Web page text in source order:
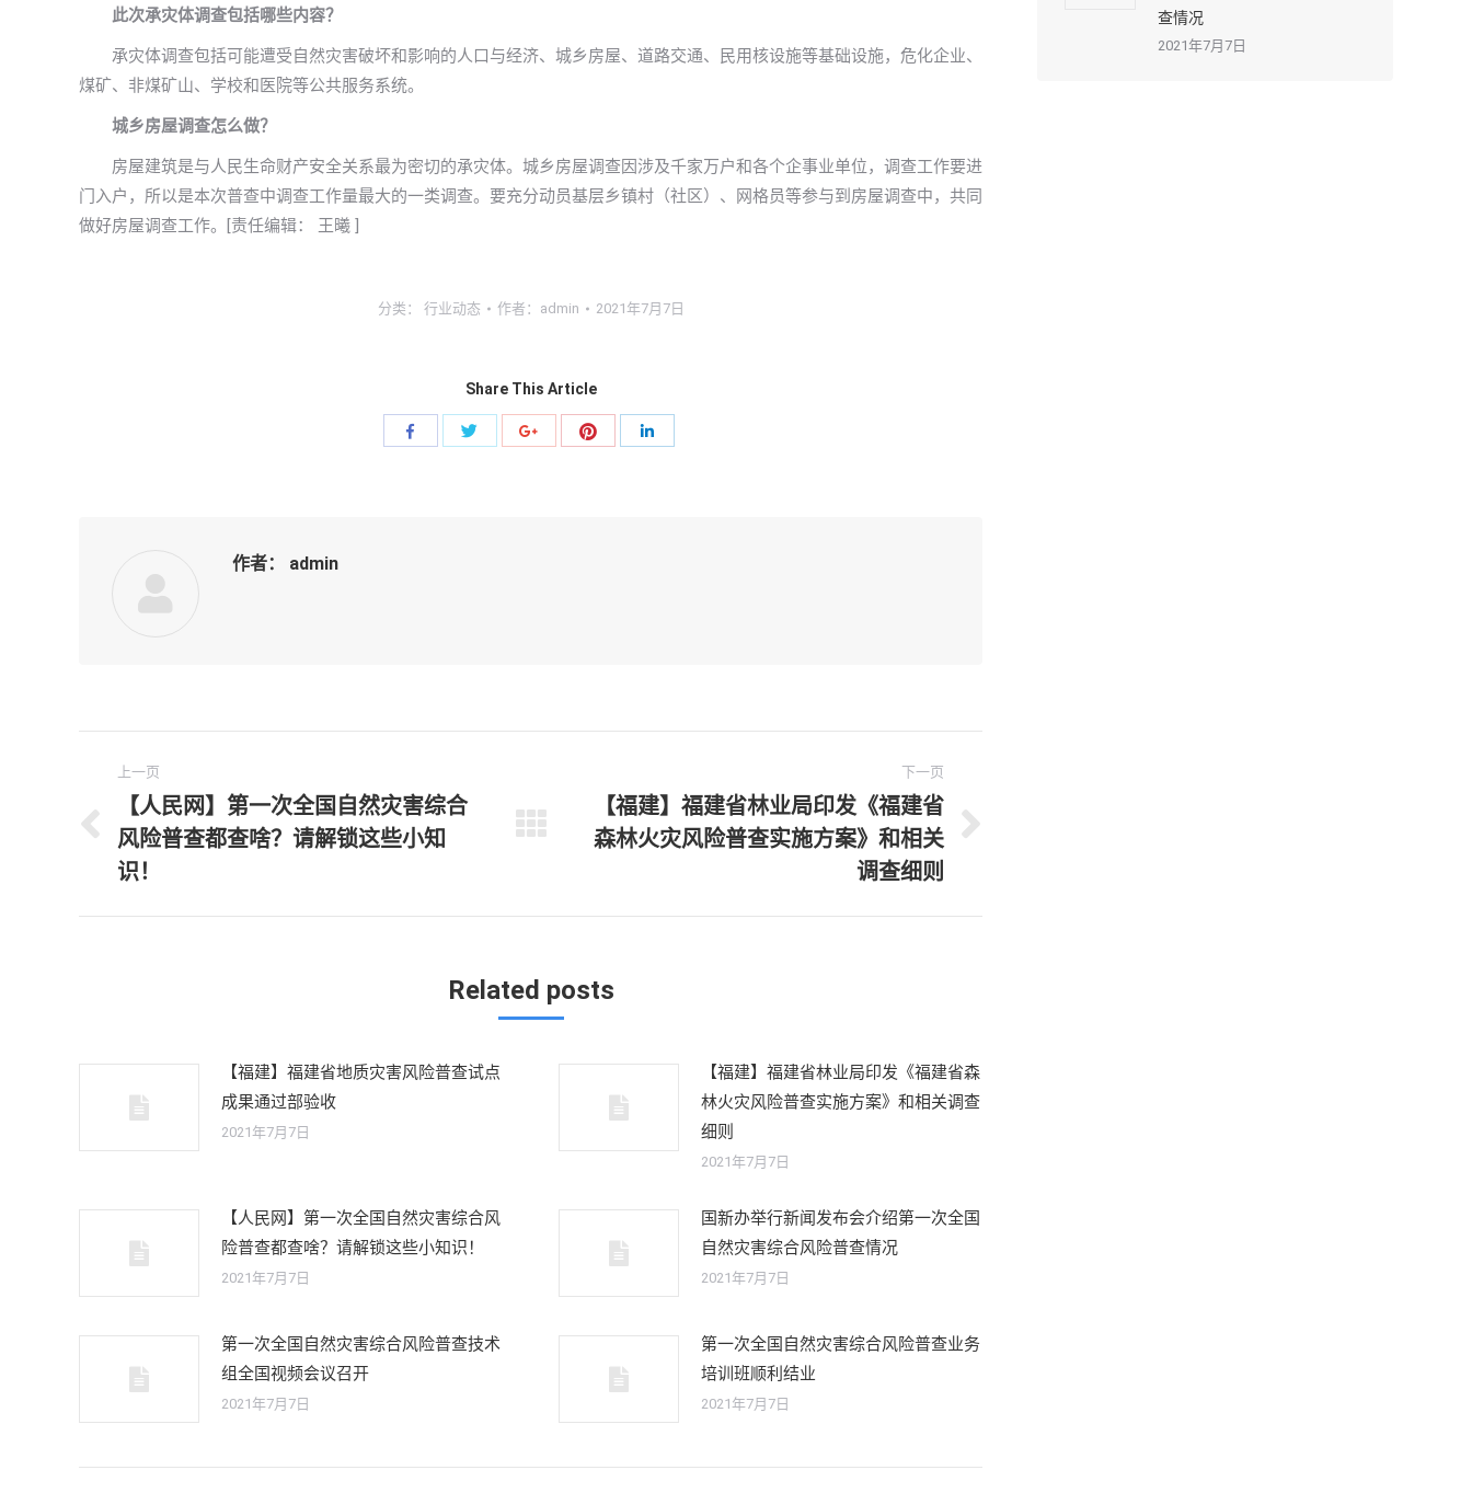
此次承灾体调查包括哪些内容？
承灾体调查包括可能遭受自然灾害破坏和影响的人口与经济、城乡房屋、道路交通、民用核设施等基础设施，危化企业、
煤矿、非煤矿山、学校和医院等公共服务系统。
城乡房屋调查怎么做？
房屋建筑是与人民生命财产安全关系最为密切的承灾体。城乡房屋调查因涉及千家万户和各个企事业单位，调查工作要进
门入户，所以是本次普查中调查工作量最大的一类调查。要充分动员基层乡镇村（社区）、网格员等参与到房屋调查中，共同
做好房屋调查工作。[责任编辑： 王曦 ]
分类： 行业动态 作者： admin 2021年7月7日
Share This Article
分
分
作者： admin
章
导
上一页
上
一
【人民网】第一次全国自然灾害综合
风险普查都查啥？请解锁这些小知
识！
下一页
下
【福建】福建省林业局印发《福建省
森林火灾风险普查实施方案》和相关
调查细则
Related posts
【福建】福建省地质灾害风险普查试点
成果通过部验收
2021年7月7日
【福建】福建省林业局印发《福建省森
林火灾风险普查实施方案》和相关调查
细则
2021年7月7日
【人民网】第一次全国自然灾害综合风
险普查都查啥？请解锁这些小知识！
2021年7月7日
国新办举行新闻发布会介绍第一次全国
自然灾害综合风险普查情况
2021年7月7日
第一次全国自然灾害综合风险普查技术
组全国视频会议召开
2021年7月7日
第一次全国自然灾害综合风险普查业务
培训班顺利结业
2021年7月7日
查情况
2021年7月7日